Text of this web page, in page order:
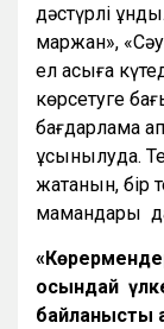
дәстүрлі
маржан»,
ел асыға
көрсетуге
бағдарлама
ұсынылуда.
жатқанын, бір
мамандары
осындай